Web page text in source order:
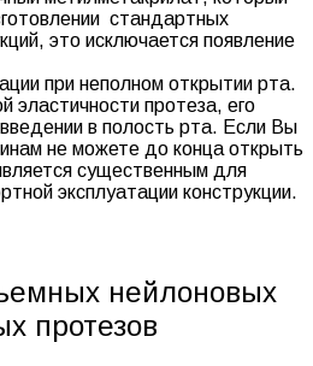
стандартных
это исключается появление
при неполном открытии рта.
эластичности протеза, его
в полость рта. Если Вы
не можете до конца открыть
существенным для
эксплуатации конструкции.
нейлоновых
протезов